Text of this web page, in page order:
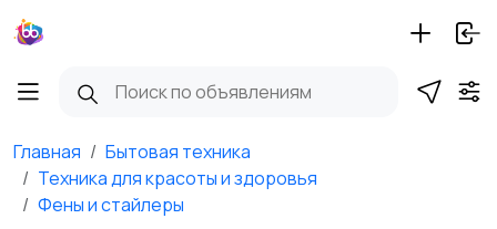
Главная
Бытовая техника
Техника для красоты и здоровья
Фены и стайлеры